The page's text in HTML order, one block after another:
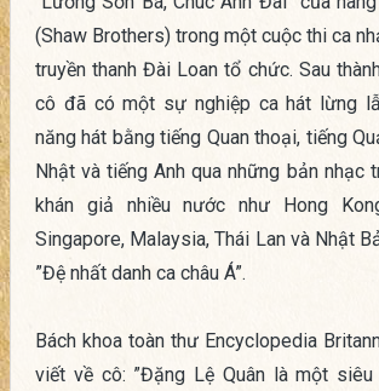
(Shaw Brothers) trong một cuộc thi ca
truyền thanh Đài Loan tổ chức. Sau
cô đã có một sự nghiệp ca hát lừng
năng hát bằng tiếng Quan thoại, tiếng
Nhật và tiếng Anh qua những bản nhạc
khán giả nhiều nước như Hong
Singapore, Malaysia, Thái Lan và Nhật
”Đệ nhất danh ca châu Á”.
Bách khoa toàn thư Encyclopedia
viết về cô: ”Đặng Lệ Quân là một